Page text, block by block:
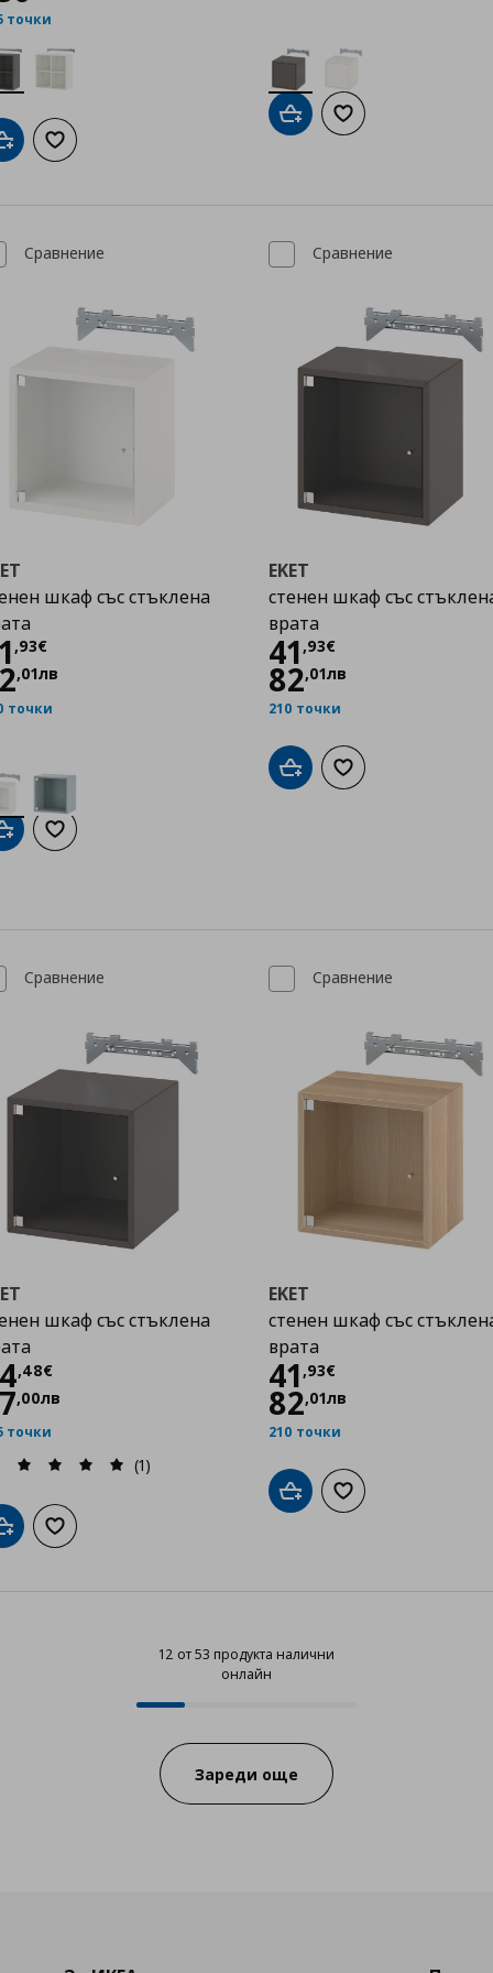
точки
Добави в кошницата
Добави към списъка с любими
Добави в кошницата
Добави към
Сравнение
шкаф със стъклена
,93€
,01лв
точки
Добави в кошницата
Добави към списъка с любими
Сравнение
EKET
стенен шкаф със
врата
41 ,93€
Цена
82,01лв
210 точки
Добави в кошницата
Добави към
Сравнение
шкаф със стъклена
,48€
,00лв
точки
(1)
Добави в кошницата
Добави към списъка с любими
Сравнение
EKET
стенен шкаф със
врата
41 ,93€
Цена
82,01лв
210 точки
Добави в кошницата
Добави към
12 от 53 продукта налични
онлайн
Progress:
Зареди още